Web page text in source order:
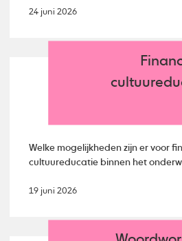
24 juni 2026
Welke mogelijkheden zijn er voor
cultuureducatie binnen het
19 juni 2026